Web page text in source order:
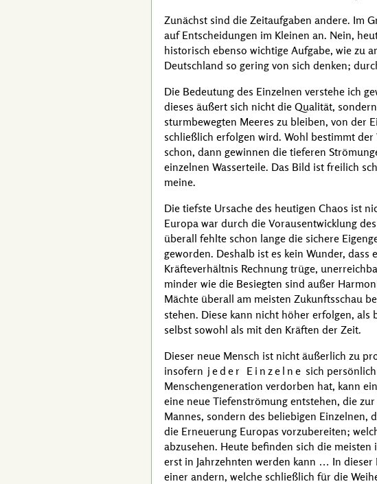
Zunächst sind die Zeitaufgaben andere. Im
auf Entscheidungen im Kleinen an. Nein,
historisch ebenso wichtige Aufgabe, wie zu
Deutschland so gering von sich denken;
Die Bedeutung des Einzelnen verstehe ich
dieses äußert sich nicht die Qualität,
sturmbewegten Meeres zu bleiben, von der
schließlich erfolgen wird. Wohl bestimmt
schon, dann gewinnen die tieferen
einzelnen Wasserteile. Das Bild ist freilich
meine.
Die tiefste Ursache des heutigen Chaos ist
Europa war durch die Vorausentwicklung
überall fehlte schon lange die sichere
geworden. Deshalb ist es kein Wunder,
Kräfteverhältnis Rechnung trüge,
minder wie die Besiegten sind außer
Mächte überall am meisten Zukunftsschau
stehen. Diese kann nicht höher erfolgen,
selbst sowohl als mit den Kräften der Zeit.
Dieser neue Mensch ist nicht äußerlich zu
insofern jeder Einzelne sich
Menschengeneration verdorben hat, kann
eine neue Tiefenströmung entstehen, die
Mannes, sondern des beliebigen Einzelnen,
die Erneuerung Europas vorzubereiten;
abzusehen. Heute befinden sich die meisten
erst in Jahrzehnten werden kann … In
einer andern, welche schließlich für die